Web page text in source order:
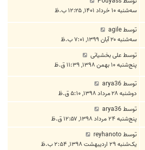
سه‌شنبه ۱۰ خرداد ۱۴۰۱, ۱۲:۲۵ ب.ظ
توسطagile
سه‌شنبه ۲۰ آبان ۱۳۹۹, ۷:۰۱ ب.ظ
توسطعلی بخشیانی
پنج‌شنبه ۱۰ بهمن ۱۳۹۸, ۱۱:۳۹ ق.ظ
توسط arya36
دوشنبه ۲۸ مرداد ۱۳۹۸, ۵:۱۰ ق.ظ
توسط arya36
پنج‌شنبه ۲۴ مرداد ۱۳۹۸, ۱۲:۵۷ ق.ظ
توسطreyhanoto
یک‌شنبه ۲۹ اردیبهشت ۱۳۹۸, ۲:۵۴ ب.ظ